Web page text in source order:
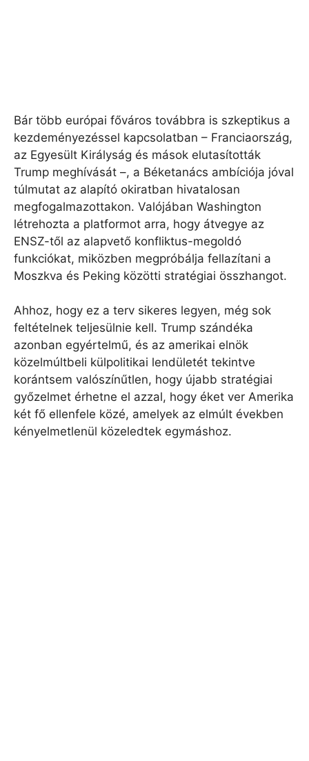
Bár több európai főváros továbbra is szkeptikus a
kezdeményezéssel kapcsolatban – Franciaország,
az Egyesült Királyság és mások elutasították
Trump meghívását –, a Béketanács ambíciója jóval
túlmutat az alapító okiratban hivatalosan
megfogalmazottakon. Valójában Washington
létrehozta a platformot arra, hogy átvegye az
ENSZ-től az alapvető konfliktus-megoldó
funkciókat, miközben megpróbálja fellazítani a
Moszkva és Peking közötti stratégiai összhangot.
Ahhoz, hogy ez a terv sikeres legyen, még sok
feltételnek teljesülnie kell. Trump szándéka
azonban egyértelmű, és az amerikai elnök
közelmúltbeli külpolitikai lendületét tekintve
korántsem valószínűtlen, hogy újabb stratégiai
győzelmet érhetne el azzal, hogy éket ver Amerika
két fő ellenfele közé, amelyek az elmúlt években
kényelmetlenül közeledtek egymáshoz.